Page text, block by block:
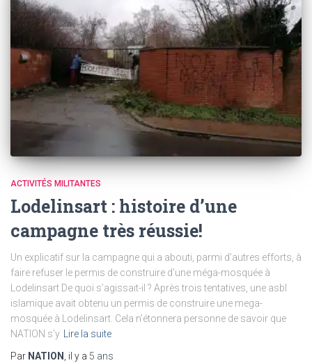
ACTIVITÉS MILITANTES
Lodelinsart : histoire d’une
campagne très réussie!
Un explicatif sur la campagne qui a abouti, parmi d’autres efforts, à
faire refuser le permis de construire d’une méga-mosquée à
Lodelinsart De quoi s’agissait-il ? Après trois tentatives, une asbl
islamique avait obtenu un permis de construire une mega-
mosquée à Lodelinsart. Cela n’étonnera personne de savoir que
NATION s’y Lire la suite
Par NATION , il y a 5 ans